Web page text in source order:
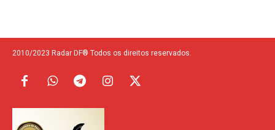
2010/2023 Radar DF® Todos os direitos reservados.